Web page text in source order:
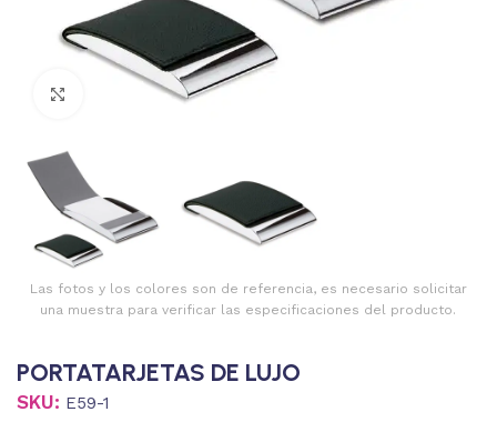
Clic para ampliar
Las fotos y los colores son de referencia, es necesario solicitar
una muestra para verificar las especificaciones del producto.
PORTATARJETAS DE LUJO
SKU: E59-1